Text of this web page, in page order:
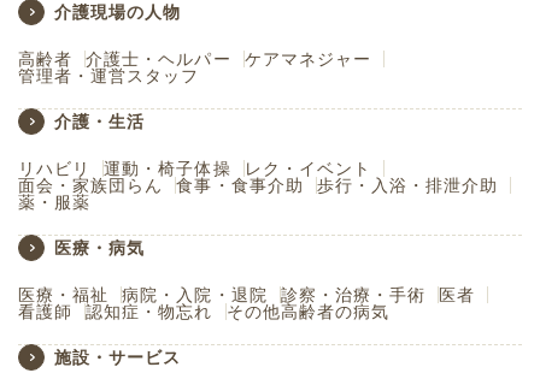
介護現場の人物
高齢者 介護士・ヘルパー
ケアマネジャー
管理者・運営スタッフ
介護・生活
リハビリ 運動・椅子体操
レク・イベント
面会・家族団らん
食事・食事介助
歩行・入浴・排泄介助
薬・服薬
医療・病気
医療・福祉 病院・入院・退院 診察・治療・手術
医者
看護師
認知症・物忘れ その他高齢者の病気
施設・サービス